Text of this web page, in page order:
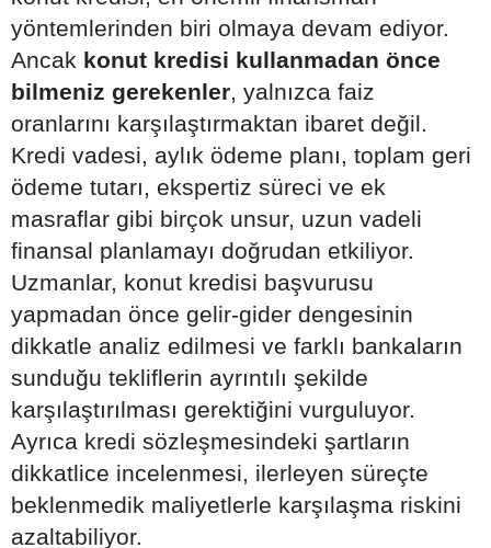
yöntemlerinden biri olmaya devam ediyor.
Ancak konut kredisi kullanmadan önce
bilmeniz gerekenler, yalnızca faiz
oranlarını karşılaştırmaktan ibaret değil.
Kredi vadesi, aylık ödeme planı, toplam geri
ödeme tutarı, ekspertiz süreci ve ek
masraflar gibi birçok unsur, uzun vadeli
finansal planlamayı doğrudan etkiliyor.
Uzmanlar, konut kredisi başvurusu
yapmadan önce gelir-gider dengesinin
dikkatle analiz edilmesi ve farklı bankaların
sunduğu tekliflerin ayrıntılı şekilde
karşılaştırılması gerektiğini vurguluyor.
Ayrıca kredi sözleşmesindeki şartların
dikkatlice incelenmesi, ilerleyen süreçte
beklenmedik maliyetlerle karşılaşma riskini
azaltabiliyor.